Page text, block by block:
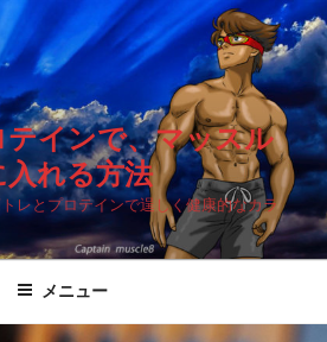
インで、マッスル
れる方法
レとプロテインで逞しく健康的なカラ
メニュー